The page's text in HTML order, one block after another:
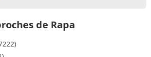
de Rapa